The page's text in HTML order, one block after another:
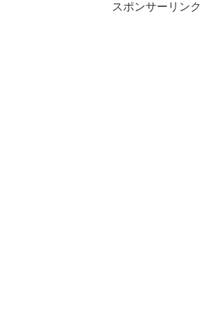
スポンサーリンク